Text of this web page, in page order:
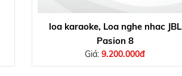
loa karaoke, Loa nghe nhac JBL
Pasion 8
Giá: 9.200.000đ